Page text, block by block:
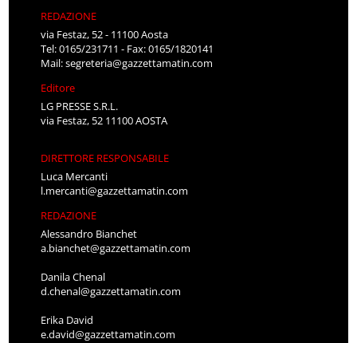
REDAZIONE
via Festaz, 52 - 11100 Aosta
Tel: 0165/231711 - Fax: 0165/1820141
Mail:segreteria@gazzettamatin.com
Editore
LG PRESSE S.R.L.
via Festaz, 52 11100 AOSTA
DIRETTORE RESPONSABILE
Luca Mercanti
l.mercanti@gazzettamatin.com
REDAZIONE
Alessandro Bianchet
a.bianchet@gazzettamatin.com
Danila Chenal
d.chenal@gazzettamatin.com
Erika David
e.david@gazzettamatin.com